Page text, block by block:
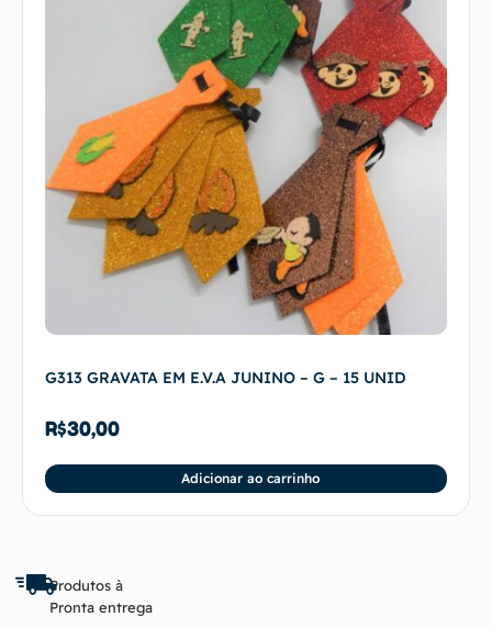
G313 GRAVATA EM E.V.A JUNINO – G – 15 UNID
R$30,00
Adicionar ao carrinho
Produtos à
Pronta entrega